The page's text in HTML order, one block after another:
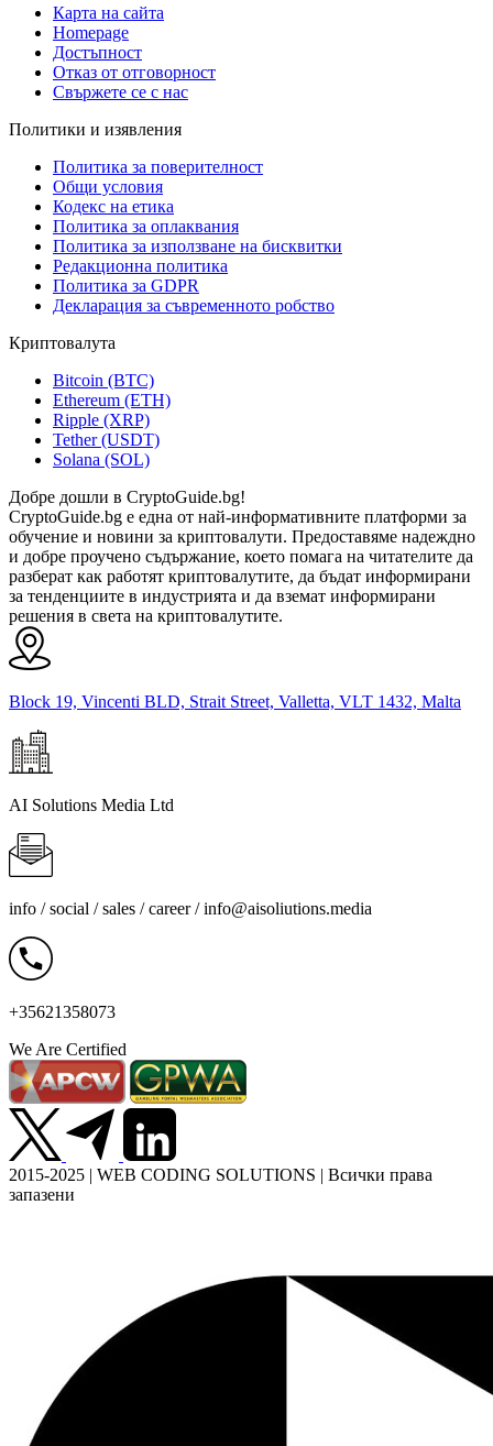
Карта на сайта
Homepage
Достъпност
Отказ от отговорност
Свържете се с нас
Политики и изявления
Политика за поверителност
Общи условия
Кодекс на етика
Политика за оплаквания
Политика за използване на бисквитки
Редакционна политика
Политика за GDPR
Декларация за съвременното робство
Криптовалута
Bitcoin (BTC)
Ethereum (ETH)
Ripple (XRP)
Tether (USDT)
Solana (SOL)
Добре дошли в CryptoGuide.bg!
CryptoGuide.bg е една от най-информативните платформи за
обучение и новини за криптовалути. Предоставяме надеждно
и добре проучено съдържание, което помага на читателите да
разберат как работят криптовалутите, да бъдат информирани
за тенденциите в индустрията и да вземат информирани
решения в света на криптовалутите.
Block 19, Vincenti BLD, Strait Street, Valletta, VLT 1432, Malta
AI Solutions Media Ltd
info / social / sales / career /info@aisoliutions.media
+35621358073
We Are Certified
2015-2025 | WEB CODING SOLUTIONS | Всички права
запазени